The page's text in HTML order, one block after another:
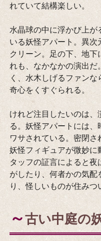
れていて結構楽しい。
水晶球の中に浮かび上
いる妖怪アパート。異次
クリーン。足の下、地
れも、なかなかの演出だ
く、水木しげるファン
奇心をくすぐられる。
けれど注目したいのは
る。妖怪アパートには
ワサされている。密閉さ
妖怪フィギュアが微妙に
タッフの証言によると
がしたり、何者かの気
り、怪しいものが住みつ
～古い中庭の